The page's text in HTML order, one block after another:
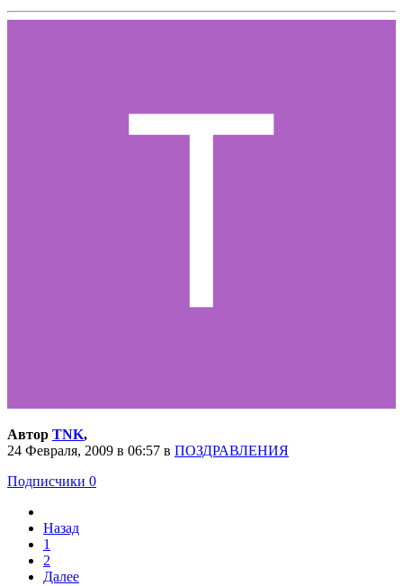
Автор TNK,
24 Февраля, 2009 в 06:57 в ПОЗДРАВЛЕНИЯ
Подписчики 0
Назад
1
2
Далее